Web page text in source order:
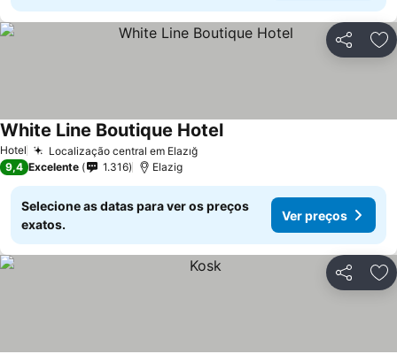
Partilhar
Hotel Localização central em ElazığVer preços
White Line Boutique HotelVer preços
9,4 Excelente 1.316 Elazig
Selecione as datas para ver os preços
exatos.
Ver preços
Partilhar